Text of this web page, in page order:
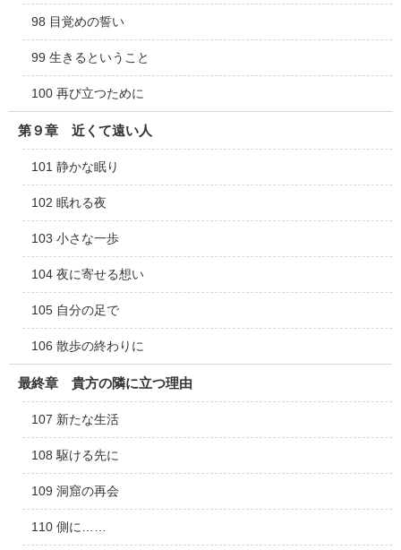
98 目覚めの誓い
99 生きるということ
100 再び立つために
第９章 近くて遠い人
101 静かな眠り
102 眠れる夜
103 小さな一歩
104 夜に寄せる想い
105 自分の足で
106 散歩の終わりに
最終章 貴方の隣に立つ理由
107 新たな生活
108 駆ける先に
109 洞窟の再会
110 側に……